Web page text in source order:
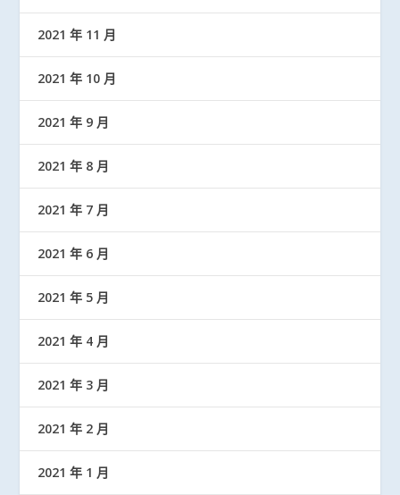
2021 年 11 月
2021 年 10 月
2021 年 9 月
2021 年 8 月
2021 年 7 月
2021 年 6 月
2021 年 5 月
2021 年 4 月
2021 年 3 月
2021 年 2 月
2021 年 1 月